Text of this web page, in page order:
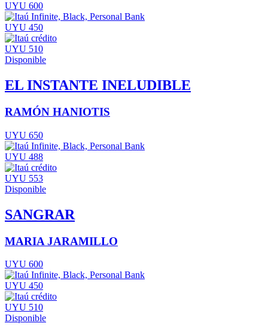
UYU 600
UYU 450
UYU 510
Disponible
EL INSTANTE INELUDIBLE
RAMÓN HANIOTIS
UYU 650
UYU 488
UYU 553
Disponible
SANGRAR
MARIA JARAMILLO
UYU 600
UYU 450
UYU 510
Disponible